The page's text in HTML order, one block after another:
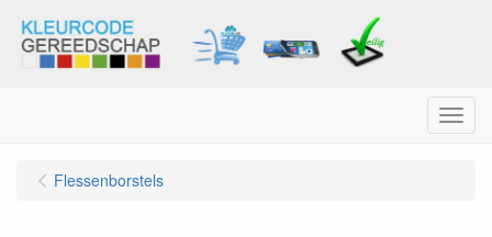
Menu
Flessenborstels